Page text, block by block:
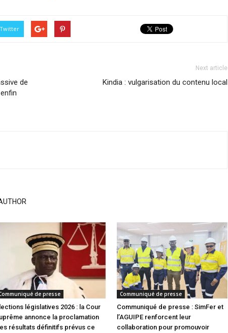
Twitter
de
Next article
Kindia : vulgarisation du contenu local
de presse
législatives 2026 : la Cour
annonce la proclamation
résultats définitifs prévus ce
Communiqué de presse
Communiqué de presse : SimFer et
l’AGUIPE renforcent leur
collaboration pour promouvoir